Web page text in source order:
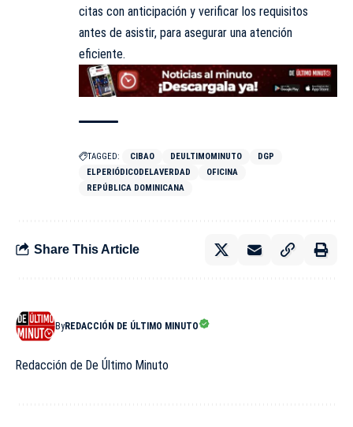
citas con anticipación y verificar los requisitos
antes de asistir, para asegurar una atención
eficiente.
TAGGED: CIBAO DEULTIMOMINUTO
DGP
ELPERIÓDICODELAVERDAD
OFICINA
REPÚBLICA DOMINICANA
Share This Article
ByREDACCIÓN DE ÚLTIMO MINUTO
Redacción de De Último Minuto